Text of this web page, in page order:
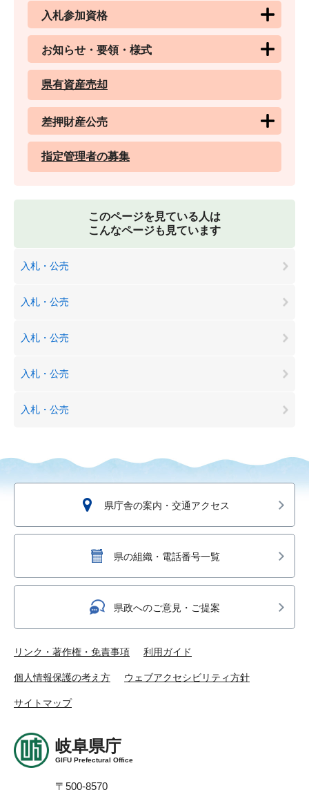
入札参加資格
お知らせ・要領・様式
県有資産売却
差押財産公売
指定管理者の募集
このページを見ている人は
こんなページも見ています
入札・公売
入札・公売
入札・公売
入札・公売
入札・公売
県庁舎の案内・交通アクセス
県の組織・電話番号一覧
県政へのご意見・ご提案
リンク・著作権・免責事項 利用ガイド
個人情報保護の考え方 ウェブアクセシビリティ方針
サイトマップ
岐阜県庁
GIFU Prefectural Office
〒500-8570